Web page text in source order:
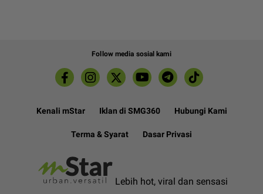
Follow media sosial kami
Kenali mStar Iklan di SMG360 Hubungi Kami
Terma & Syarat Dasar Privasi
Lebih hot, viral dan sensasi